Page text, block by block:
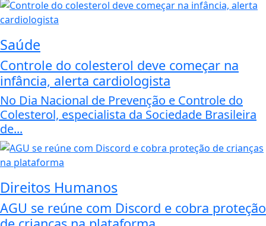
Saúde
Controle do colesterol deve começar na
infância, alerta cardiologista
No Dia Nacional de Prevenção e Controle do
Colesterol, especialista da Sociedade Brasileira
de...
Direitos Humanos
AGU se reúne com Discord e cobra proteção